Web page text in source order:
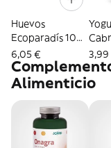
Huevos
Ecoparadís 10
Uds.
6,05 €
Eco
3,99
Alimenticio